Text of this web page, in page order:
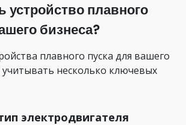
устройство плавного
бизнеса?
плавного пуска для вашего
учитывать несколько ключевых
электродвигателя